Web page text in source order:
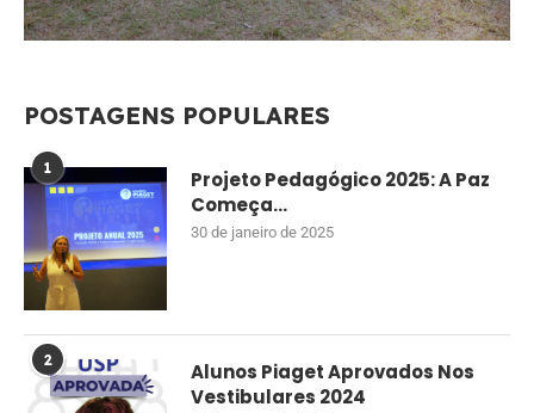
POSTAGENS POPULARES
1
Projeto Pedagógico 2025: A Paz
Começa...
30 de janeiro de 2025
2
Alunos Piaget Aprovados Nos
Vestibulares 2024